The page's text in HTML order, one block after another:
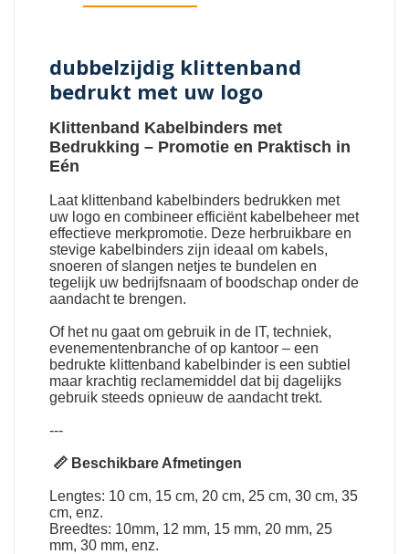
dubbelzijdig klittenband
bedrukt met uw logo
Klittenband Kabelbinders met
Bedrukking – Promotie en Praktisch in
Eén
Laat klittenband kabelbinders bedrukken met
uw logo en combineer efficiënt kabelbeheer met
effectieve merkpromotie. Deze herbruikbare en
stevige kabelbinders zijn ideaal om kabels,
snoeren of slangen netjes te bundelen en
tegelijk uw bedrijfsnaam of boodschap onder de
aandacht te brengen.
Of het nu gaat om gebruik in de IT, techniek,
evenementenbranche of op kantoor – een
bedrukte klittenband kabelbinder is een subtiel
maar krachtig reclamemiddel dat bij dagelijks
gebruik steeds opnieuw de aandacht trekt.
---
📏 Beschikbare Afmetingen
Lengtes: 10 cm, 15 cm, 20 cm, 25 cm, 30 cm, 35
cm, enz.
Breedtes: 10mm, 12 mm, 15 mm, 20 mm, 25
mm, 30 mm, enz.